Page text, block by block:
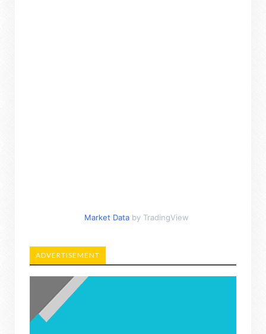
Market Data by TradingView
ADVERTISEMENT